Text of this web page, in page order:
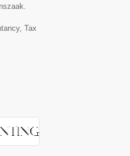
Tax